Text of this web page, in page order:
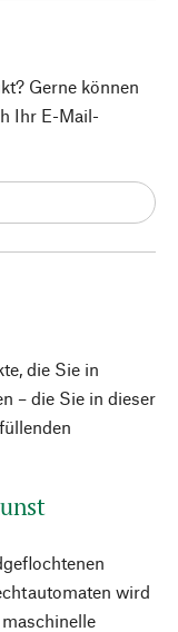
die Sie in
– die Sie in dieser
wird
Gerne können
Ihr E-Mail-